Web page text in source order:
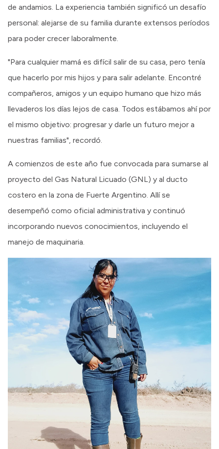
de andamios. La experiencia también significó un desafío
personal: alejarse de su familia durante extensos períodos
para poder crecer laboralmente.
"Para cualquier mamá es difícil salir de su casa, pero tenía
que hacerlo por mis hijos y para salir adelante. Encontré
compañeros, amigos y un equipo humano que hizo más
llevaderos los días lejos de casa. Todos estábamos ahí por
el mismo objetivo: progresar y darle un futuro mejor a
nuestras familias", recordó.
A comienzos de este año fue convocada para sumarse al
proyecto del Gas Natural Licuado (GNL) y al ducto
costero en la zona de Fuerte Argentino. Allí se
desempeñó como oficial administrativa y continuó
incorporando nuevos conocimientos, incluyendo el
manejo de maquinaria.